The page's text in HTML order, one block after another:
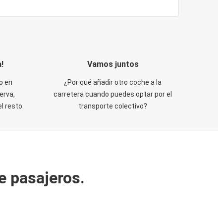
en
resto.
Vamos juntos
¿Por qué añadir otro coche a la
carretera cuando puedes optar por el
transporte colectivo?
pasajeros.